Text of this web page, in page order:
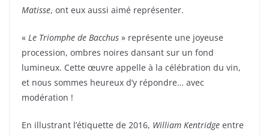
Matisse, ont eux aussi aimé représenter.
« Le Triomphe de Bacchus » représente une joyeuse
procession, ombres noires dansant sur un fond
lumineux. Cette œuvre appelle à la célébration du vin,
et nous sommes heureux d’y répondre… avec
modération !
En illustrant l’étiquette de 2016, William Kentridge entre